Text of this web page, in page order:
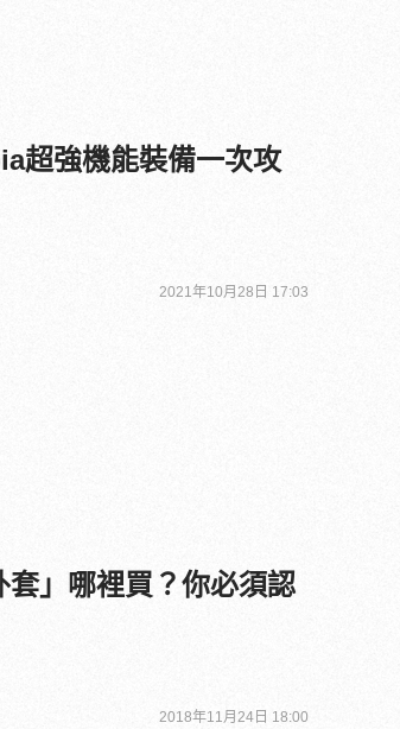
超強機能裝備一次攻
2021年10月28日 17:03
」哪裡買？你必須認
2018年11月24日 18:00